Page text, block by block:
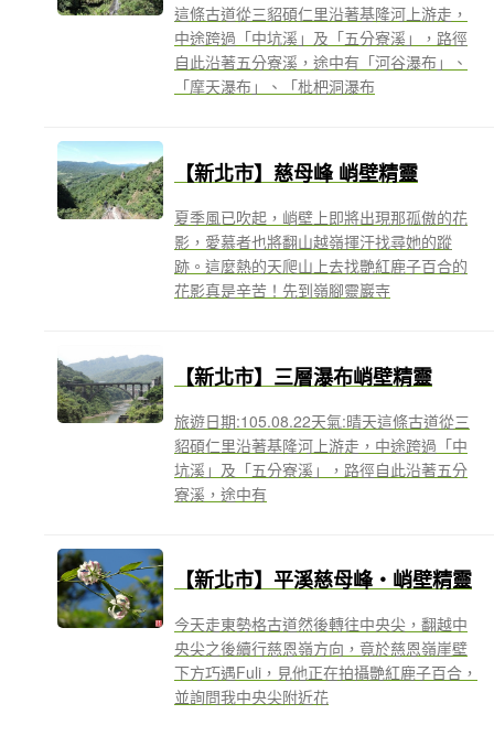
這條古道從三貂碩仁里沿著基隆河上游走，
中途跨過「中坑溪」及「五分寮溪」，路徑
自此沿著五分寮溪，途中有「河谷瀑布」、
「摩天瀑布」、「枇杷洞瀑布
【新北市】慈母峰 峭壁精靈
夏季風已吹起，峭壁上即將出現那孤傲的花
影，愛慕者也將翻山越嶺揮汗找尋她的蹤
跡。這麼熱的天爬山上去找艷紅鹿子百合的
花影真是辛苦！先到嶺腳靈巖寺
【新北市】三層瀑布峭壁精靈
旅遊日期:105.08.22天氣:晴天這條古道從三
貂碩仁里沿著基隆河上游走，中途跨過「中
坑溪」及「五分寮溪」，路徑自此沿著五分
寮溪，途中有
【新北市】平溪慈母峰‧峭壁精靈
今天走東勢格古道然後轉往中央尖，翻越中
央尖之後續行慈恩嶺方向，竟於慈恩嶺崖壁
下方巧遇Fuli，見他正在拍攝艷紅鹿子百合，
並詢問我中央尖附近花